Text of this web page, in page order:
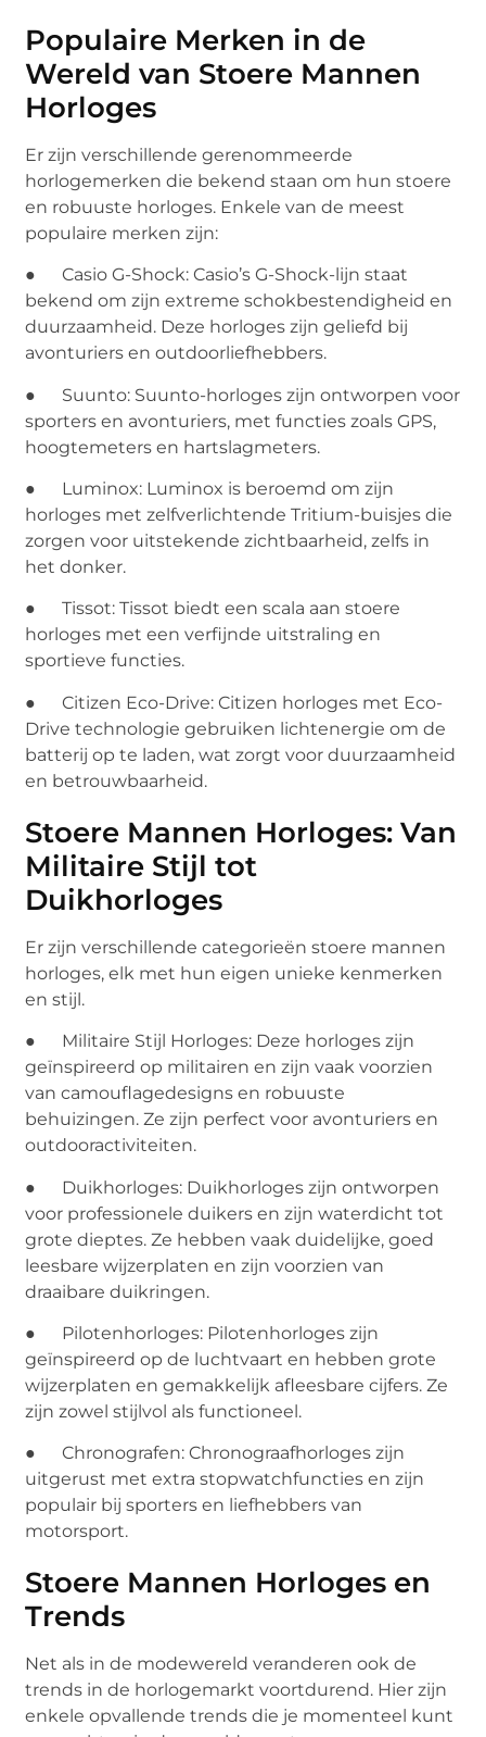
Populaire Merken in de
Wereld van Stoere Mannen
Horloges
Er zijn verschillende gerenommeerde
horlogemerken die bekend staan om hun stoere
en robuuste horloges. Enkele van de meest
populaire merken zijn:
● Casio G-Shock: Casio’s G-Shock-lijn staat
bekend om zijn extreme schokbestendigheid en
duurzaamheid. Deze horloges zijn geliefd bij
avonturiers en outdoorliefhebbers.
● Suunto: Suunto-horloges zijn ontworpen voor
sporters en avonturiers, met functies zoals GPS,
hoogtemeters en hartslagmeters.
● Luminox: Luminox is beroemd om zijn
horloges met zelfverlichtende Tritium-buisjes die
zorgen voor uitstekende zichtbaarheid, zelfs in
het donker.
● Tissot: Tissot biedt een scala aan stoere
horloges met een verfijnde uitstraling en
sportieve functies.
● Citizen Eco-Drive: Citizen horloges met Eco-
Drive technologie gebruiken lichtenergie om de
batterij op te laden, wat zorgt voor duurzaamheid
en betrouwbaarheid.
Stoere Mannen Horloges: Van
Militaire Stijl tot
Duikhorloges
Er zijn verschillende categorieën stoere mannen
horloges, elk met hun eigen unieke kenmerken
en stijl.
● Militaire Stijl Horloges: Deze horloges zijn
geïnspireerd op militairen en zijn vaak voorzien
van camouflagedesigns en robuuste
behuizingen. Ze zijn perfect voor avonturiers en
outdooractiviteiten.
● Duikhorloges: Duikhorloges zijn ontworpen
voor professionele duikers en zijn waterdicht tot
grote dieptes. Ze hebben vaak duidelijke, goed
leesbare wijzerplaten en zijn voorzien van
draaibare duikringen.
● Pilotenhorloges: Pilotenhorloges zijn
geïnspireerd op de luchtvaart en hebben grote
wijzerplaten en gemakkelijk afleesbare cijfers. Ze
zijn zowel stijlvol als functioneel.
● Chronografen: Chronograafhorloges zijn
uitgerust met extra stopwatchfuncties en zijn
populair bij sporters en liefhebbers van
motorsport.
Stoere Mannen Horloges en
Trends
Net als in de modewereld veranderen ook de
trends in de horlogemarkt voortdurend. Hier zijn
enkele opvallende trends die je momenteel kunt